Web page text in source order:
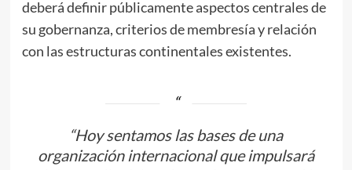
deberá definir públicamente aspectos centrales de
su gobernanza, criterios de membresía y relación
con las estructuras continentales existentes.
“Hoy sentamos las bases de una
organización internacional que impulsará